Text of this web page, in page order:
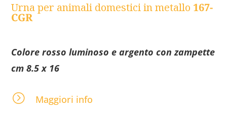
Urna per animali domestici in metallo 167-
CGR
Colore rosso luminoso e argento con zampette
cm 8.5 x 16
= Maggiori info